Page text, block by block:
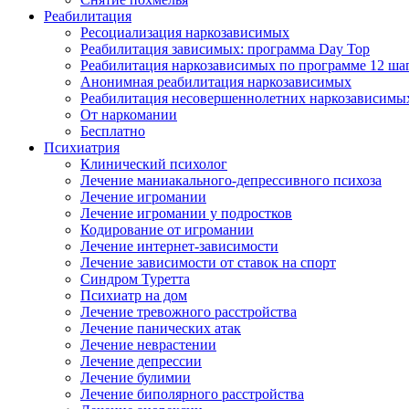
Реабилитация
Ресоциализация наркозависимых
Реабилитация зависимых: программа Day Top
Реабилитация наркозависимых по программе 12
Анонимная реабилитация наркозависимых
Реабилитация несовершеннолетних
От наркомании
Бесплатно
Психиатрия
Клинический психолог
Лечение маниакального-депрессивного психоза
Лечение игромании
Лечение игромании у подростков
Кодирование от игромании
Лечение интернет-зависимости
Лечение зависимости от ставок на спорт
Синдром Туретта
Психиатр на дом
Лечение тревожного расстройства
Лечение панических атак
Лечение неврастении
Лечение депрессии
Лечение булимии
Лечение биполярного расстройства